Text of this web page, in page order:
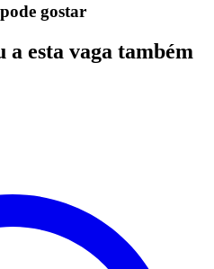
gostar
a esta vaga também